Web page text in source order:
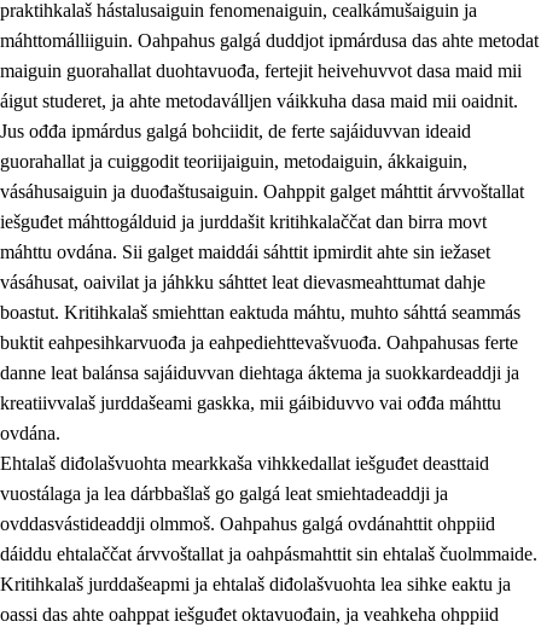
1. Oahpahusa árvovuođđu
1.1 Olmmošárvu
1.2 Identitehta ja kultuvrralaš girjáivuohta
1.3 Kritihkalaš jurddašeapmi ja ehtalaš diđolašvuohta
1.4 Hutkanillu, beroštupmi ja suokkardanhuovva
1.5 Luondduákten ja birasdiđolašvuohta
1.6 Demokratiija ja mielváikkuheapmi
praktihkalaš hástalusaiguin fenomenaiguin, cealkámušaiguin ja
máhttomálliiguin. Oahpahus galgá duddjot ipmárdusa das ahte metodat
maiguin guorahallat duohtavuođa, fertejit heivehuvvot dasa maid mii
áigut studeret, ja ahte metodaválljen váikkuha dasa maid mii oaidnit.
Jus ođđa ipmárdus galgá bohciidit, de ferte sajáiduvvan ideaid
guorahallat ja cuiggodit teoriijaiguin, metodaiguin, ákkaiguin,
vásáhusaiguin ja duođaštusaiguin. Oahppit galget máhttit árvvoštallat
iešguđet máhttogálduid ja jurddašit kritihkalaččat dan birra movt
máhttu ovdána. Sii galget maiddái sáhttit ipmirdit ahte sin iežaset
vásáhusat, oaivilat ja jáhkku sáhttet leat dievasmeahttumat dahje
boastut. Kritihkalaš smiehttan eaktuda máhtu, muhto sáhttá seammás
buktit eahpesihkarvuođa ja eahpediehttevašvuođa. Oahpahusas ferte
danne leat balánsa sajáiduvvan diehtaga áktema ja suokkardeaddji ja
kreatiivvalaš jurddašeami gaskka, mii gáibiduvvo vai ođđa máhttu
ovdána.
Ehtalaš diđolašvuohta mearkkaša vihkkedallat iešguđet deasttaid
vuostálaga ja lea dárbbašlaš go galgá leat smiehtadeaddji ja
ovddasvástideaddji olmmoš. Oahpahus galgá ovdánahttit ohppiid
dáiddu ehtalaččat árvvoštallat ja oahpásmahttit sin ehtalaš čuolmmaide.
Kritihkalaš jurddašeapmi ja ehtalaš diđolašvuohta lea sihke eaktu ja
oassi das ahte oahppat iešguđet oktavuođain, ja veahkeha ohppiid